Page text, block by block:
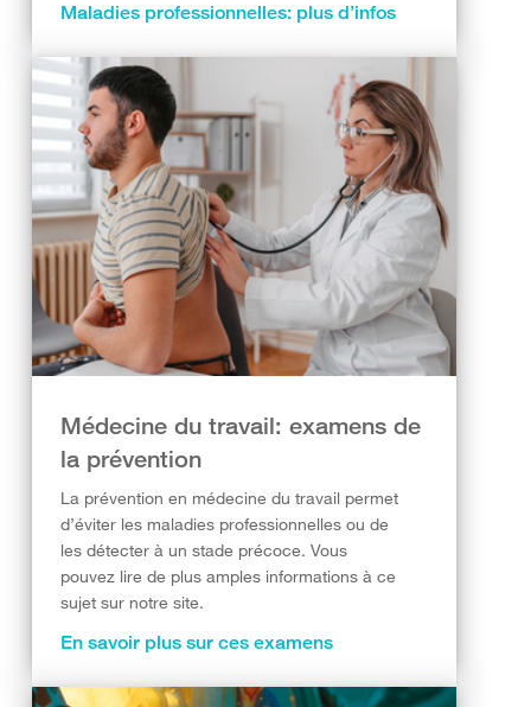
Maladies professionnelles: plus d’infos
Médecine du travail: examens de
la prévention
La prévention en médecine du travail permet
d’éviter les maladies professionnelles ou de
les détecter à un stade précoce. Vous
pouvez lire de plus amples informations à ce
sujet sur notre site.
En savoir plus sur ces examens